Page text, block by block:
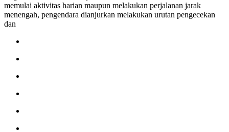
memulai aktivitas harian maupun melakukan perjalanan jarak
menengah, pengendara dianjurkan melakukan urutan pengecekan
dan